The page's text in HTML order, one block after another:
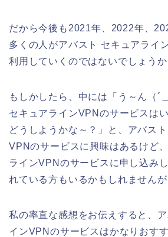
だから今後も2021年、2022年、
多くの人がアバスト セキュアライ
利用していくのではないでしょうか
もしかしたら、中には「う～ん（´
セキュアラインVPNのサービスは
どうしようかな～？」と、アバス
VPNのサービスに興味はあるけど
ラインVPNのサービスに申し込み
れている方もいるかもしれませんが
私の率直な感想をお伝えすると、
インVPNのサービスはかなりおす